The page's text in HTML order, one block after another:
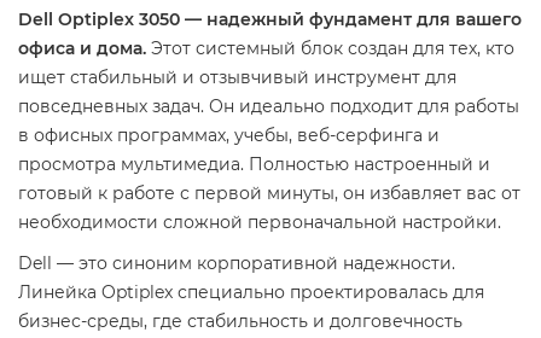
Dell Optiplex 3050 — надежный фундамент для вашего
офиса и дома. Этот системный блок создан для тех, кто
ищет стабильный и отзывчивый инструмент для
повседневных задач. Он идеально подходит для работы
в офисных программах, учебы, веб-серфинга и
просмотра мультимедиа. Полностью настроенный и
готовый к работе с первой минуты, он избавляет вас от
необходимости сложной первоначальной настройки.
Dell — это синоним корпоративной надежности.
Линейка Optiplex специально проектировалась для
бизнес-среды, где стабильность и долговечность